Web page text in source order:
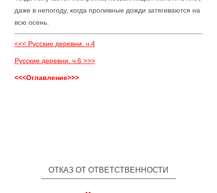
даже в непогоду, когда проливные дожди затягиваются на
всю осень.
<<< Русские деревни. ч.4
Русские деревни. ч.6 >>>
<<<Оглавление>>>
ОТКАЗ ОТ ОТВЕТСТВЕННОСТИ